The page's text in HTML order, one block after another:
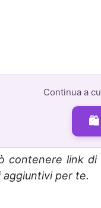
Continua a
contenere link
aggiuntivi per te.